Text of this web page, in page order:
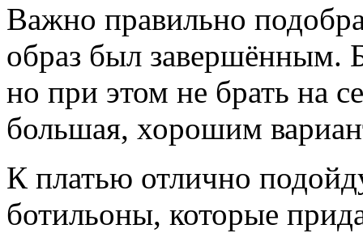
Важно правильно
образ был завершённым.
но при этом не брать на
большая, хорошим
К платью отлично
ботильоны, которые